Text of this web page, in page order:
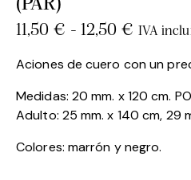
(PAR)
11,50 € - 12,50 € IVA
Aciones de cuero con un
Medidas: 20 mm. x 120 cm.
Adulto: 25 mm. x 140 cm, 29
Colores: marrón y negro.